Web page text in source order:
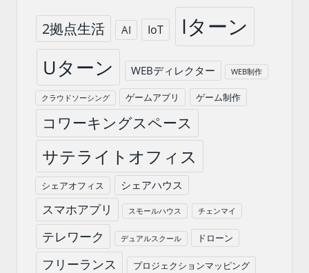
2拠点生活 AI IoT Iターン
Uターン WEBディレクター WEB制作
クラウドソーシング ゲームアプリ ゲーム制作
コワーキングスペース
サテライトオフィス
シェアオフィス シェアハウス
スマホアプリ スモールハウス チェンマイ
テレワーク デュアルスクール ドローン
フリーランス プロジェクションマッピング